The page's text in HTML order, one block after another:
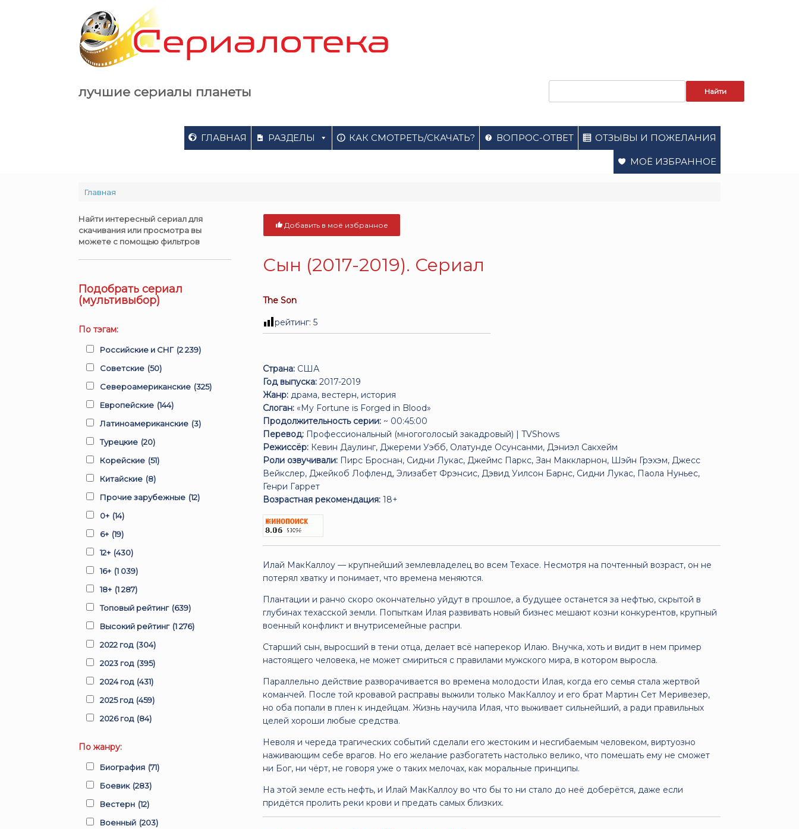
лучшие сериалы планеты
ГЛАВНАЯ РАЗДЕЛЫ КАК СМОТРЕТЬ/СКАЧАТЬ? ВОПРОС-ОТВЕТ ОТЗЫВЫ И ПОЖЕЛАНИЯ
МОЁ ИЗБРАННОЕ
Главная
Добавить в моё избранное
Сын (2017-2019). Сериал
The Son
рейтинг:5
Страна: США
Год выпуска: 2017-2019
Жанр: драма, вестерн, история
Слоган: «My Fortune is Forged in Blood»
Продолжительность серии: ~ 00:45:00
Перевод: Профессиональный (многоголосый закадровый) | TVShows
Режиссёр: Кевин Даулинг, Джереми Уэбб, Олатунде Осунсанми, Дэниэл Сакхейм
Роли озвучивали: Пирс Броснан, Сидни Лукас, Джеймс Паркс, Зан Маккларнон, Шэйн Грэхэм, Джесс
Вейкслер, Джейкоб Лофленд, Элизабет Фрэнсис, Дэвид Уилсон Барнс, Сидни Лукас, Паола Нуньес,
Генри Гаррет
Возрастная рекомендация: 18+
Илай МакКаллоу — крупнейший землевладелец во всем Техасе. Несмотря на почтенный возраст, он не
потерял хватку и понимает, что времена меняются.
Плантации и ранчо скоро окончательно уйдут в прошлое, а будущее останется за нефтью, скрытой в
глубинах техасской земли. Попыткам Илая развивать новый бизнес мешают козни конкурентов, крупный
военный конфликт и внутрисемейные распри.
Старший сын, выросший в тени отца, делает всё наперекор Илаю. Внучка, хоть и видит в нем пример
настоящего человека, не может смириться с правилами мужского мира, в котором выросла.
Параллельно действие разворачивается во времена молодости Илая, когда его семья стала жертвой
команчей. После той кровавой расправы выжили только МакКаллоу и его брат Мартин Сет Меривезер,
но оба попали в плен к индейцам. Жизнь научила Илая, что выживает сильнейший, а ради правильных
целей хороши любые средства.
Неволя и череда трагических событий сделали его жестоким и несгибаемым человеком, виртуозно
наживающим себе врагов. Но его желание разбогатеть настолько велико, что помешать ему не сможет
ни Бог, ни чёрт, не говоря уже о таких мелочах, как моральные принципы.
На этой земле есть нефть, и Илай МакКаллоу во что бы то ни стало до неё доберётся, даже если
придётся пролить реки крови и предать самых близких.
Найти интересный сериал для
скачивания или просмотра вы
можете с помощью фильтров
Подобрать сериал
(мультивыбор)
По тэгам:
Российские и СНГ (2 239)
Советские (50)
Североамериканские (325)
Европейские (144)
Латиноамериканские (3)
Турецкие (20)
Корейские (51)
Китайские (8)
Прочие зарубежные (12)
0+ (14)
6+ (19)
12+ (430)
16+ (1 039)
18+ (1 287)
Топовый рейтинг (639)
Высокий рейтинг (1 276)
2022 год (304)
2023 год (395)
2024 год (431)
2025 год (459)
2026 год (84)
По жанру:
Биография (71)
Боевик (283)
Вестерн (12)
Военный (203)